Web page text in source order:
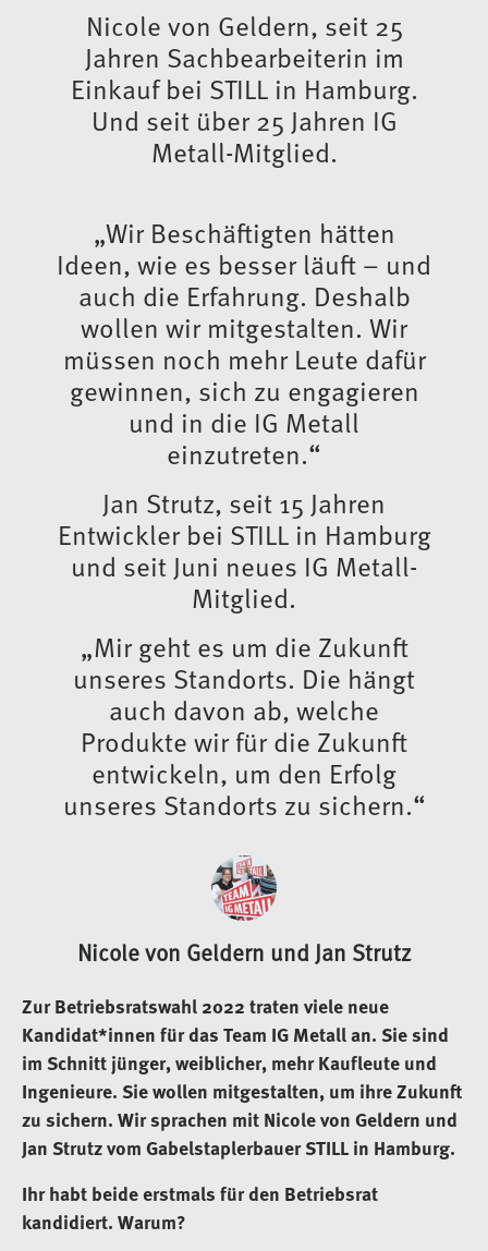
Nicole von Geldern, seit 25
Jahren Sachbearbeiterin im
Einkauf bei STILL in Hamburg.
Und seit über 25 Jahren IG
Metall-Mitglied.
„Wir Beschäftigten hätten
Ideen, wie es besser läuft – und
auch die Erfahrung. Deshalb
wollen wir mitgestalten. Wir
müssen noch mehr Leute dafür
gewinnen, sich zu engagieren
und in die IG Metall
einzutreten.“
Jan Strutz, seit 15 Jahren
Entwickler bei STILL in Hamburg
und seit Juni neues IG Metall-
Mitglied.
„Mir geht es um die Zukunft
unseres Standorts. Die hängt
auch davon ab, welche
Produkte wir für die Zukunft
entwickeln, um den Erfolg
unseres Standorts zu sichern.“
Nicole von Geldern und Jan Strutz
Zur Betriebsratswahl 2022 traten viele neue
Kandidat*innen für das Team IG Metall an. Sie sind
im Schnitt jünger, weiblicher, mehr Kaufleute und
Ingenieure. Sie wollen mitgestalten, um ihre Zukunft
zu sichern. Wir sprachen mit Nicole von Geldern und
Jan Strutz vom Gabelstaplerbauer STILL in Hamburg.
Ihr habt beide erstmals für den Betriebsrat
kandidiert. Warum?